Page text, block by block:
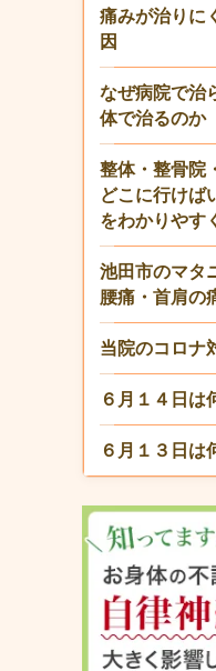
痛みが治りに
因
なぜ病院で治
体で治るのか
整体・整骨
どこに行けば
をわかりやす
池田市のマタ
腰痛・首肩の
当院のコロナ
６月１４日は
６月１３日は